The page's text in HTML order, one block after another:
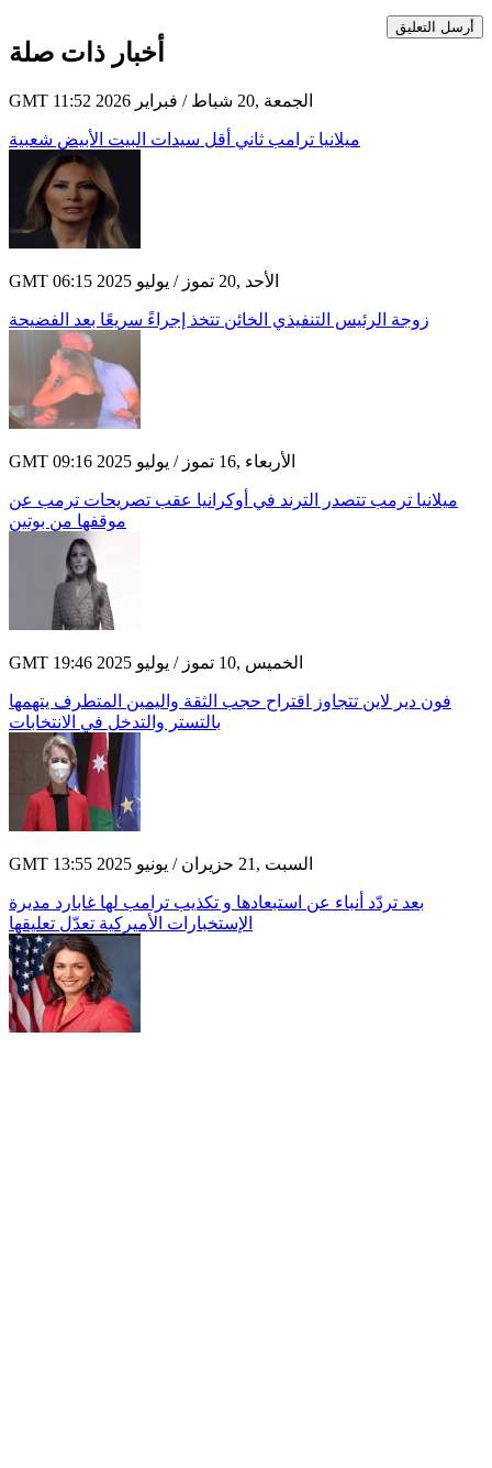
أرسل التعليق
أخبار ذات صلة
GMT 11:52 2026 الجمعة ,20 شباط / فبراير
ميلانيا ترامب ثاني أقل سيدات البيت الأبيض شعبية
GMT 06:15 2025 الأحد ,20 تموز / يوليو
زوجة الرئيس التنفيذي الخائن تتخذ إجراءً سريعًا بعد الفضيحة
GMT 09:16 2025 الأربعاء ,16 تموز / يوليو
ميلانيا ترمب تتصدر الترند في أوكرانيا عقب تصريحات ترمب عن
موقفها من بوتين
GMT 19:46 2025 الخميس ,10 تموز / يوليو
فون دير لاين تتجاوز اقتراح حجب الثقة واليمين المتطرف يتهمها
بالتستر والتدخل في الانتخابات
GMT 13:55 2025 السبت ,21 حزيران / يونيو
بعد تردّد أنباء عن استبعادها و تكذيب ترامب لها غابارد مديرة
الإستخبارات الأميركية تعدّل تعليقها